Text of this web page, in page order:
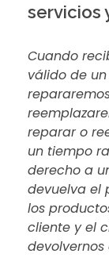
servicios
Cuando
válido de
reparar o
un tiempo
derecho a
devuelva el
los
cliente y el